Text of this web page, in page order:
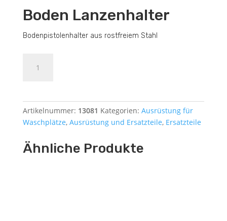
Boden Lanzenhalter
Bodenpistolenhalter aus rostfreiem Stahl
Lanzenhalter
Artikelnummer: 13081 Kategorien: Ausrüstung für
Waschplätze, Ausrüstung und Ersatzteile, Ersatzteile
Ähnliche Produkte